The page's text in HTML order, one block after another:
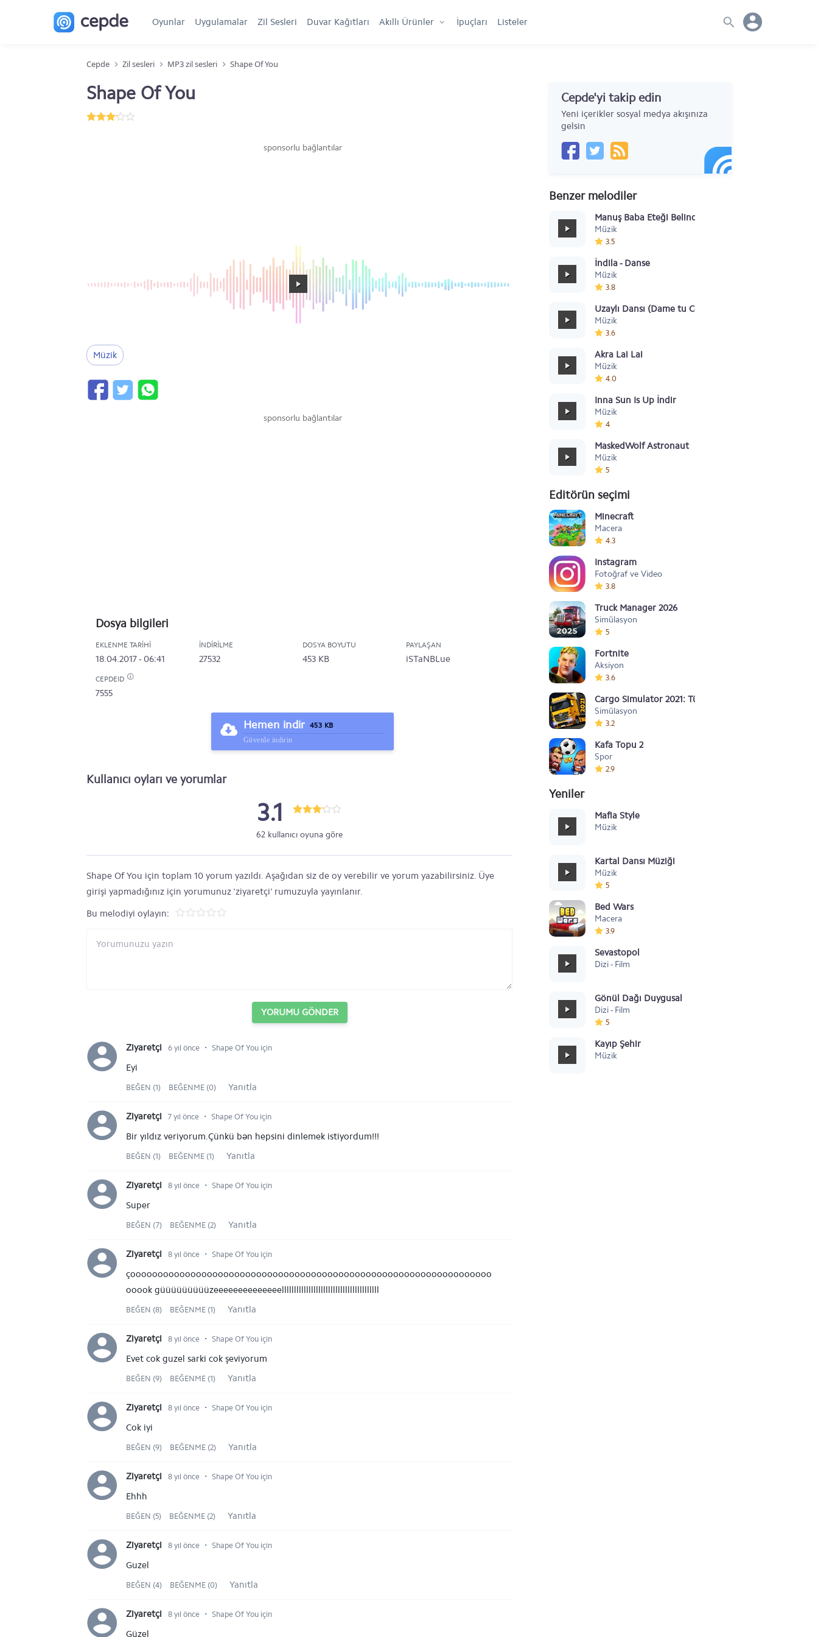
Oyunlar Uygulamalar Zil Sesleri Duvar Kağıtları Akıllı Ürünler İpuçları Listeler
Cepde Zil sesleri MP3 zil sesleri Shape Of You
Shape Of You
sponsorlu bağlantılar
Müzik
sponsorlu bağlantılar
Dosya bilgileri
EKLENME TARIHI
18.04.2017 - 06:41
İNDIRILME
27532
DOSYA BOYUTU
453 KB
PAYLAŞAN
iSTaNBLue
CEPDEID
7555
Hemen indir 453 KB
Güvenle indirin
Cepde'yi takip edin
Yeni içerikler sosyal medya akışınıza
gelsin
Benzer melodiler
Manuş Baba Eteği Belinde
Müzik
3.5
İndila - Danse
Müzik
3.8
Uzaylı Dansı (Dame tu Cosita)
Müzik
3.6
Akra Lai Lai
Müzik
4.0
Inna Sun Is Up İndir
Müzik
4
MaskedWolf Astronaut
Müzik
5
Editörün seçimi
Minecraft
Macera
4.3
Instagram
Fotoğraf ve Video
3.8
Truck Manager 2026
Simülasyon
5
Fortnite
Aksiyon
3.6
Cargo Simulator 2021: Türkiye
Simülasyon
3.2
Kafa Topu 2
Spor
2.9
Yeniler
Mafia Style
Müzik
Kartal Dansı Müziği
Müzik
5
Bed Wars
Macera
3.9
Sevastopol
Dizi - Film
Gönül Dağı Duygusal
Dizi - Film
5
Kayıp Şehir
Müzik
Kullanıcı oyları ve yorumlar
3.1
62 kullanıcı oyuna göre
Shape Of You için toplam 10 yorum yazıldı. Aşağıdan siz de oy verebilir ve yorum yazabilirsiniz. Üye
girişi yapmadığınız için yorumunuz 'ziyaretçi' rumuzuyla yayınlanır.
Bu melodiyi oylayın:
YORUMU GÖNDER
Ziyaretçi 6 yıl önce ⋅ Shape Of You için
Eyi
BEĞEN (1) BEĞENME (0) Yanıtla
Ziyaretçi 7 yıl önce ⋅ Shape Of You için
Bir yıldız veriyorum.Çünkü bən hepsini dinlemek istiyordum!!!
BEĞEN (1) BEĞENME (1) Yanıtla
Ziyaretçi 8 yıl önce ⋅ Shape Of You için
Super
BEĞEN (7) BEĞENME (2) Yanıtla
Ziyaretçi 8 yıl önce ⋅ Shape Of You için
çoooooooooooooooooooooooooooooooooooooooooooooooooooooooooooooooooo
ooook güüüüüüüüüzeeeeeeeeeeeeeellllllllllllllllllllllllllllllllllllllll
BEĞEN (8) BEĞENME (1) Yanıtla
Ziyaretçi 8 yıl önce ⋅ Shape Of You için
Evet cok guzel sarki cok şeviyorum
BEĞEN (9) BEĞENME (1) Yanıtla
Ziyaretçi 8 yıl önce ⋅ Shape Of You için
Cok iyi
BEĞEN (9) BEĞENME (2) Yanıtla
Ziyaretçi 8 yıl önce ⋅ Shape Of You için
Ehhh
BEĞEN (5) BEĞENME (2) Yanıtla
Ziyaretçi 8 yıl önce ⋅ Shape Of You için
Guzel
BEĞEN (4) BEĞENME (0) Yanıtla
Ziyaretçi 8 yıl önce ⋅ Shape Of You için
Güzel